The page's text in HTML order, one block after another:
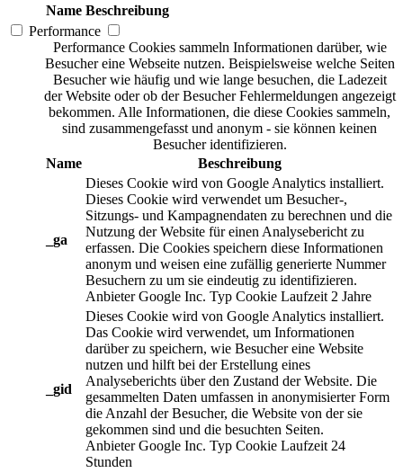
Name Beschreibung
Performance
Performance Cookies sammeln Informationen darüber, wie
Besucher eine Webseite nutzen. Beispielsweise welche Seiten
Besucher wie häufig und wie lange besuchen, die Ladezeit
der Website oder ob der Besucher Fehlermeldungen angezeigt
bekommen. Alle Informationen, die diese Cookies sammeln,
sind zusammengefasst und anonym - sie können keinen
Besucher identifizieren.
Name
Beschreibung
_ga
Dieses Cookie wird von Google Analytics installiert.
Dieses Cookie wird verwendet um Besucher-,
Sitzungs- und Kampagnendaten zu berechnen und die
Nutzung der Website für einen Analysebericht zu
erfassen. Die Cookies speichern diese Informationen
anonym und weisen eine zufällig generierte Nummer
Besuchern zu um sie eindeutig zu identifizieren.
Anbieter Google Inc. Typ Cookie Laufzeit 2 Jahre
_gid
Dieses Cookie wird von Google Analytics installiert.
Das Cookie wird verwendet, um Informationen
darüber zu speichern, wie Besucher eine Website
nutzen und hilft bei der Erstellung eines
Analyseberichts über den Zustand der Website. Die
gesammelten Daten umfassen in anonymisierter Form
die Anzahl der Besucher, die Website von der sie
gekommen sind und die besuchten Seiten.
Anbieter Google Inc. Typ Cookie Laufzeit 24
Stunden